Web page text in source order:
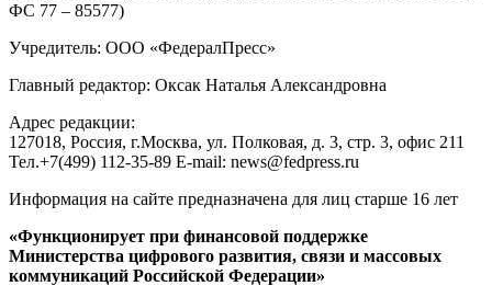
ФС 77 – 85577)
Учредитель: ООО «ФедералПресс»
Главный редактор: Оксак Наталья Александровна
Адрес редакции:
127018, Россия, г.Москва, ул. Полковая, д. 3, стр. 3, офис 211
Тел.+7(499) 112-35-89 E-mail: news@fedpress.ru
Информация на сайте предназначена для лиц старше 16 лет
«Функционирует при финансовой поддержке
Министерства цифрового развития, связи и массовых
коммуникаций Российской Федерации»